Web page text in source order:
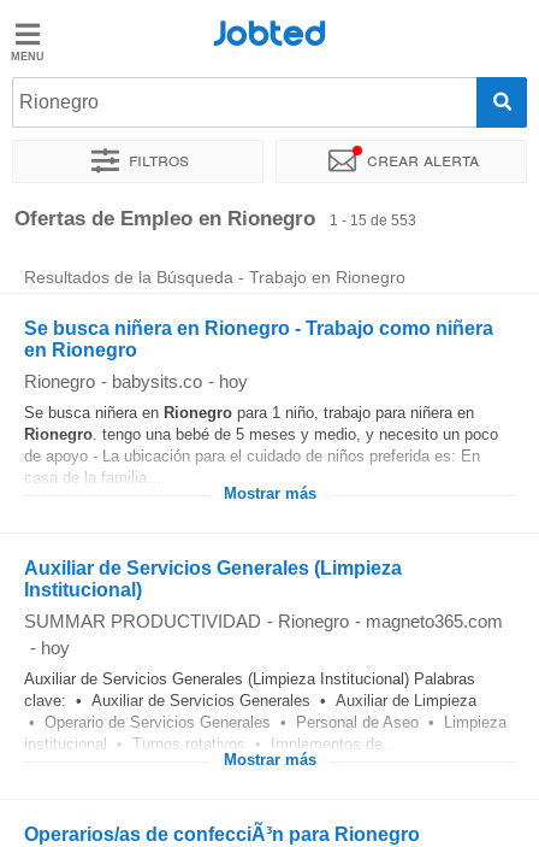
Jobted
Ofertas
de
empleo
Salarios
Jobted
Rionegro
Filtros Crear alerta
Ordenar por Ubicación exacta Empresa
Ofertas de Empleo en Rionegro 1 - 15 de 553
Resultados de la Búsqueda - Trabajo en Rionegro
Se busca niñera en Rionegro - Trabajo como niñera
en Rionegro
Rionegro - babysits.co - hoy
Se busca niñera en Rionegro para 1 niño, trabajo para niñera en
Rionegro. tengo una bebé de 5 meses y medio, y necesito un poco
de apoyo - La ubicación para el cuidado de niños preferida es: En
casa de la familia....
Mostrar más
Auxiliar de Servicios Generales (Limpieza
Institucional)
SUMMAR PRODUCTIVIDAD - Rionegro - magneto365.com
- hoy
Auxiliar de Servicios Generales (Limpieza Institucional) Palabras
clave: • Auxiliar de Servicios Generales • Auxiliar de Limpieza
• Operario de Servicios Generales • Personal de Aseo • Limpieza
institucional • Turnos rotativos • Implementos de...
Mostrar más
Operarios/as de confecciÃ³n para Rionegro